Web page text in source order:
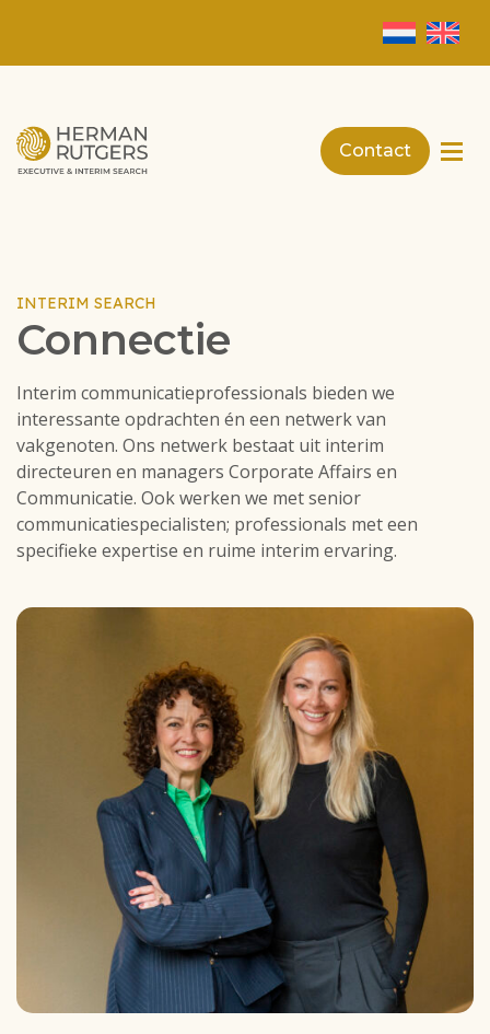
Contact
INTERIM SEARCH
Connectie
Interim communicatieprofessionals bieden we
interessante opdrachten én een netwerk van
vakgenoten. Ons netwerk bestaat uit interim
directeuren en managers Corporate Affairs en
Communicatie. Ook werken we met senior
communicatiespecialisten; professionals met een
specifieke expertise en ruime interim ervaring.